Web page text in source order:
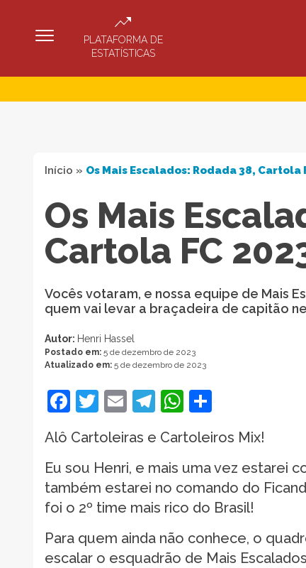
PLATAFORMA DE
ESTATÍSTICAS
Início » Os Mais Escalados: Rodada 38, Cartola
Os Mais
Cartola FC
Vocês votaram, e nossa equipe de Mais
quem vai levar a braçadeira de capitão
Autor: Henri Hassel
Postado em: 5 de dezembro de 2023
Atualizado em: 5 de dezembro de 2023
Facebook
Twitter
EmailTelegram
WhatsApp
Alô Cartoleiras e Cartoleiros Mix!
Eu sou Henri, e mais uma vez estarei
também estarei no comando do
foi o 2º time mais rico do Brasil!
Para quem ainda não conhece, o
escalar o esquadrão de Mais